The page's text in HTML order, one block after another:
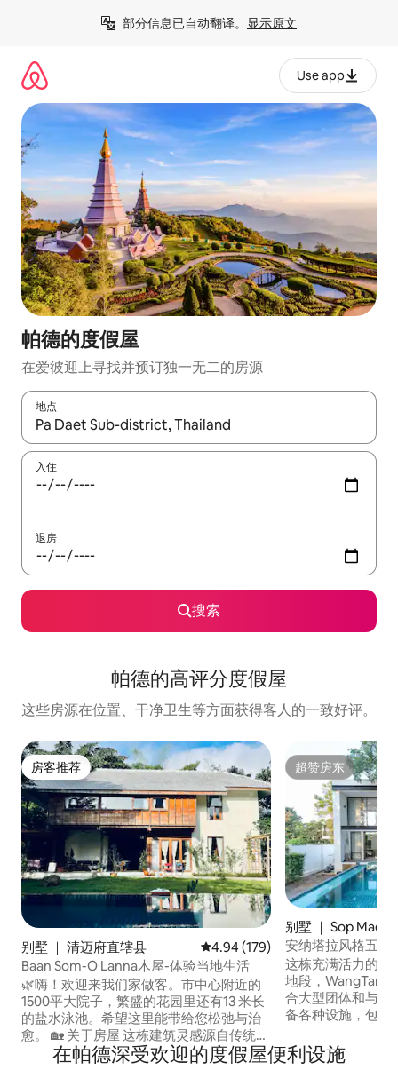
部分信息已自动翻译。 显示原文
Use app
帕德的度假屋
在爱彼迎上寻找并预订独一无二的房源
地点
如有搜索结果，请使用上下方向键查看，或通过点击或滑动手势
入住
退房
搜索
帕德的高评分度假屋
这些房源在位置、干净卫生等方面获得客人的一致好评。
房客推荐
房客推荐
别墅 ｜ 清迈府直辖县 平均评分 4.94 分（满分 5 分），
4.94 (179)
Baan Som-O Lanna木屋-体验当地生活
🌿嗨！欢迎来我们家做客。市中心附近的
1500平大院子，繁盛的花园里还有13 米长
的盐水泳池。希望这里能带给您松弛与治
愈。 🏡 关于房屋 这栋建筑灵感源自传统的
泰北兰纳谷仓架构，一楼为开放式生活区
与厨房，二楼为温馨沉静的卧室。大卧室
超赞房东
超赞房东
别墅 ｜ Sop Mae
安纳塔拉风格五卧
观/靠近市区/中文
送接机.
这栋充满活力的热
地段，WangTan
合大型团体和与家
备各种设施，包括
湖泊的美景，地理
市区，靠近便利店
在帕德深受欢迎的度假屋便利设施